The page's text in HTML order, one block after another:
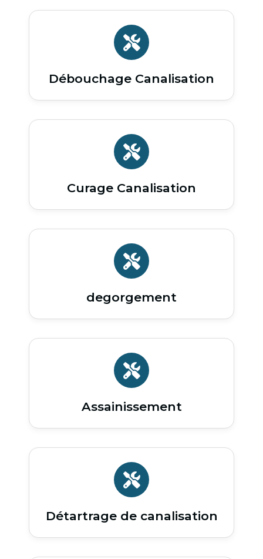
Débouchage Canalisation
Curage Canalisation
degorgement
Assainissement
Détartrage de canalisation